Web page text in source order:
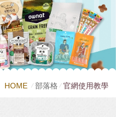
HOME 部落格 官網使用教學